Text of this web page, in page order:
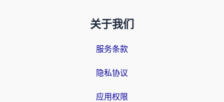
关于我们
服务条款
隐私协议
应用权限